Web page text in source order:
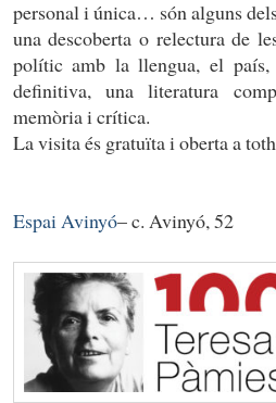
personal i única… són alguns
una descoberta o relectura de
polític amb la llengua, el país,
definitiva, una literatura
memòria i crítica.
La visita és gratuïta i oberta a
Espai Avinyó– c. Avinyó, 52